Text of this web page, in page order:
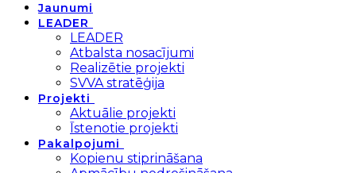
Jaunumi
LEADER
LEADER
Atbalsta nosacījumi
Realizētie projekti
SVVA stratēģija
Projekti
Aktuālie projekti
Īstenotie projekti
Pakalpojumi
Kopienu stiprināšana